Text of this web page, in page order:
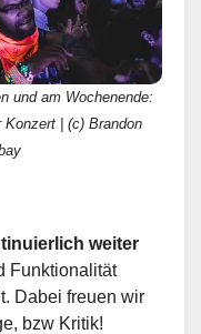
und am Wochenende:
| (c) Brandon
weiter
Funktionalität
Dabei freuen wir
bzw Kritik!